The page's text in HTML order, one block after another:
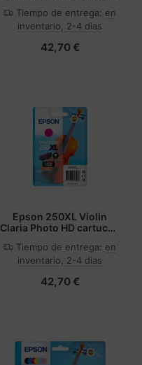
Original Alto
rendimiento (XL)
Tiempo de entrega: en
inventario, 2-4 dias
42,70 €
Epson 250XL Violin
Claria Photo HD cartucho
Original Alto
rendimiento (XL)
Tiempo de entrega: en
inventario, 2-4 dias
42,70 €